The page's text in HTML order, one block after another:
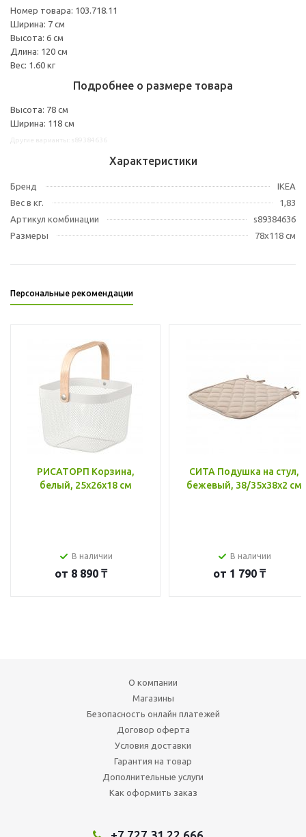
Номер товара: 103.718.11
Ширина: 7 см
Высота: 6 см
Длина: 120 см
Вес: 1.60 кг
Подробнее о размере товара
Высота: 78 см
Ширина: 118 см
Характеристики
Бренд
IKEA
Вес в кг.
1,83
Артикул комбинации
s89384636
Размеры
78x118 см
Персональные рекомендации
РИСАТОРП Корзина,
белый, 25x26x18 см
В наличии
от 8 890 ₸
СИТА Подушка на стул,
бежевый, 38/35x38x2 см
В наличии
от 1 790 ₸
О компании
Магазины
Безопасность онлайн платежей
Договор оферта
Условия доставки
Гарантия на товар
Дополнительные услуги
Как оформить заказ